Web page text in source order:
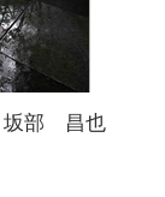
部 昌也